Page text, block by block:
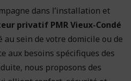
dans l’installation et
privatif PMR Vieux-Condé
sein de votre domicile ou de
aux besoins spécifiques des
nous proposons des